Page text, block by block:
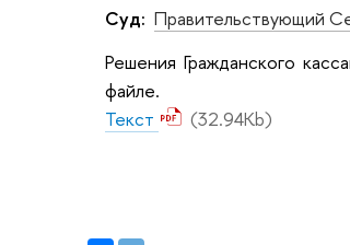
Суд: Правительствующий
Решения Гражданского
файле.
Текст
(32.94Kb)